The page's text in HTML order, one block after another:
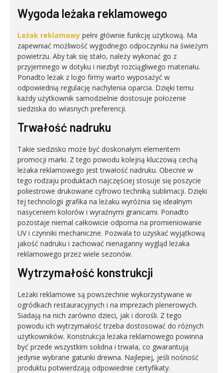
Wygoda leżaka reklamowego
Leżak reklamowy pełni głównie funkcję użytkową. Ma
zapewniać możliwość wygodnego odpoczynku na świeżym
powietrzu. Aby tak się stało, należy wykonać go z
przyjemnego w dotyku i niezbyt rozciągliwego materiału.
Ponadto leżak z logo firmy warto wyposażyć w
odpowiednią regulację nachylenia oparcia. Dzięki temu
każdy użytkownik samodzielnie dostosuje położenie
siedziska do własnych preferencji.
Trwałość nadruku
Takie siedzisko może być doskonałym elementem
promocji marki. Z tego powodu kolejną kluczową cechą
leżaka reklamowego jest trwałość nadruku. Obecnie w
tego rodzaju produktach najczęściej stosuje się poszycie
poliestrowe drukowane cyfrowo techniką sublimacji. Dzięki
tej technologii grafika na leżaku wyróżnia się idealnym
nasyceniem kolorów i wyraźnymi granicami. Ponadto
pozostaje niemal całkowicie odporna na promieniowanie
UV i czynniki mechaniczne. Pozwala to uzyskać wyjątkową
jakość nadruku i zachować nienaganny wygląd leżaka
reklamowego przez wiele sezonów.
Wytrzymałość konstrukcji
Leżaki reklamowe są powszechnie wykorzystywane w
ogródkach restauracyjnych i na imprezach plenerowych.
Siadają na nich zarówno dzieci, jak i dorośli. Z tego
powodu ich wytrzymałość trzeba dostosować do różnych
użytkowników. Konstrukcja leżaka reklamowego powinna
być przede wszystkim solidna i trwała, co gwarantują
jedynie wybrane gatunki drewna. Najlepiej, jeśli nośność
produktu potwierdzają odpowiednie certyfikaty.